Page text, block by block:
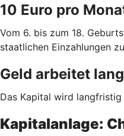
10 Euro pro
Vom 6. bis zum 18.
staatlichen Einzahlungen
Geld arbeitet
Das Kapital wird
Kapitalanlage: